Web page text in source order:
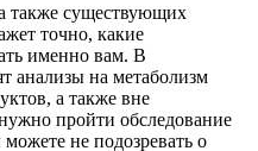
также существующих
точно, какие
именно вам. В
анализы на метаболизм
а также вне
пройти обследование
не подозревать о